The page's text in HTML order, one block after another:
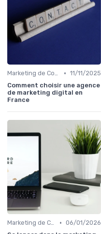
Marketing de Contenu • 11/11/2025
Comment choisir une agence
de marketing digital en
France
Marketing de Contenu • 06/01/2026